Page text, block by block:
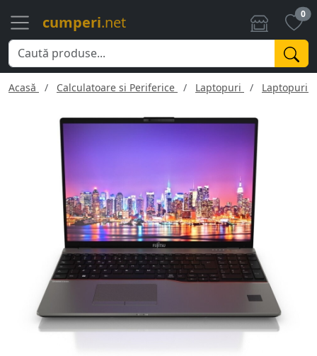
cumperi.net 0
Acasă Calculatoare si Periferice Laptopuri Laptopuri